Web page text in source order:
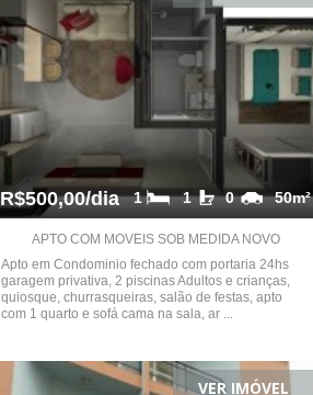
R$500,00/dia 50m²
0
1
1
APTO COM MOVEIS SOB MEDIDA NOVO
Apto em Condominio fechado com portaria 24hs
garagem privativa, 2 piscinas Adultos e crianças,
quiosque, churrasqueiras, salão de festas, apto
com 1 quarto e sofá cama na sala, ar ...
VER IMÓVEL